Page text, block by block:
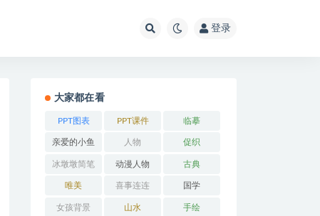
登录
大家都在看
PPT图表 PPT课件 临摹
亲爱的小鱼 人物 促织
冰墩墩简笔
画
动漫人物 古典
唯美 喜事连连 国学
女孩背景 山水 手绘